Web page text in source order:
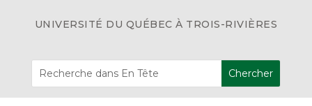
UNIVERSITÉ DU QUÉBEC À TROIS-RIVIÈRES